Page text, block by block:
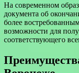
На современном
документа об
более
возможности для
соответствующего